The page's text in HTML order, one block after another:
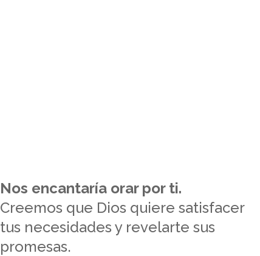
Nos encantaría orar por ti.
Creemos que Dios quiere satisfacer
tus necesidades y revelarte sus
promesas.